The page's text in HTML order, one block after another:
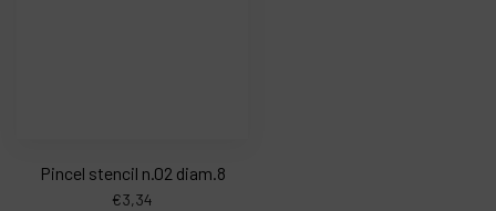
Pincel stencil n.02 diam.8
€3,34